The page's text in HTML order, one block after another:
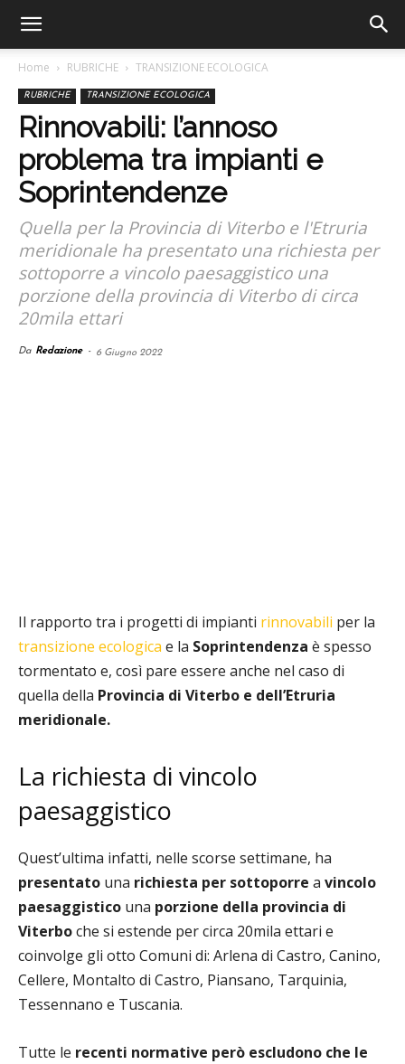
Home RUBRICHE TRANSIZIONE ECOLOGICA
RUBRICHE TRANSIZIONE ECOLOGICA
Rinnovabili: l’annoso
problema tra impianti e
Soprintendenze
Quella per la Provincia di Viterbo e l'Etruria
meridionale ha presentato una richiesta per
sottoporre a vincolo paesaggistico una
porzione della provincia di Viterbo di circa
20mila ettari
Da Redazione - 6 Giugno 2022
Il rapporto tra i progetti di impianti rinnovabili per la
transizione ecologica e la Soprintendenza è spesso
tormentato e, così pare essere anche nel caso di
quella della Provincia di Viterbo e dell’Etruria
meridionale.
La richiesta di vincolo
paesaggistico
Quest’ultima infatti, nelle scorse settimane, ha
presentato una richiesta per sottoporre a vincolo
paesaggistico una porzione della provincia di
Viterboche si estende per circa 20mila ettari e
coinvolge gli otto Comuni di: Arlena di Castro, Canino,
Cellere, Montalto di Castro, Piansano, Tarquinia,
Tessennano e Tuscania.
Tutte le recenti normative però escludono che le